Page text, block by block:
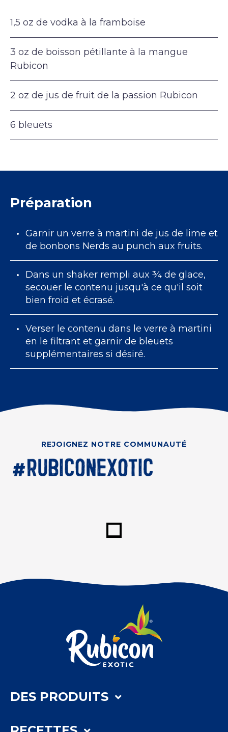
1,5 oz de vodka à la framboise
3 oz de boisson pétillante à la mangue
Rubicon
2 oz de jus de fruit de la passion Rubicon
6 bleuets
Préparation
Garnir un verre à martini de jus de lime et
de bonbons Nerds au punch aux fruits.
Dans un shaker rempli aux ¾ de glace,
secouer le contenu jusqu'à ce qu'il soit
bien froid et écrasé.
Verser le contenu dans le verre à martini
en le filtrant et garnir de bleuets
supplémentaires si désiré.
REJOIGNEZ NOTRE COMMUNAUTÉ
DES PRODUITS